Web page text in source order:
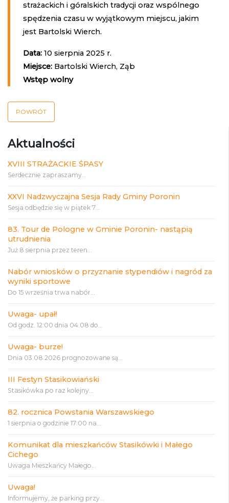
Aktualności
XVIII STRAŻACKIE ŚPASY
Serdecznie zapraszamy...
XXVI Nadzwyczajna Sesja Rady Gminy Poronin
Sesja odbędzie się w piątek 7...
83. Tour de Pologne w Gminie Poronin- nastąpią
utrudnienia
Już 8 sierpnia przez teren...
Nabór wniosków o przyznanie stypendiów i nagród za
wyniki sportowe
Do 15 września trwa nabór...
Uwaga- upał!
Od godz. 12:00 dnia 04.08 do...
Uwaga- burze!
Dnia 03.08.2026 prognozowane są...
III Festyn Stasikowiański
Stasikówka po raz kolejny...
82. rocznica Powstania Warszawskiego
1 sierpnia o godzinie 17:00 na...
Komunikat dla mieszkańców Stasikówki i Małego
Cichego
Uwaga Mieszkańcy Małego...
Uwaga!
Informujemy, że parking przy...
strażackich i góralskich tradycji oraz wspólnego
spędzenia czasu w wyjątkowym miejscu, jakim
jest Bartolski Wierch.
Data:10 sierpnia 2025 r.
Miejsce:Bartolski Wierch, Ząb
Wstęp wolny
POWRÓT